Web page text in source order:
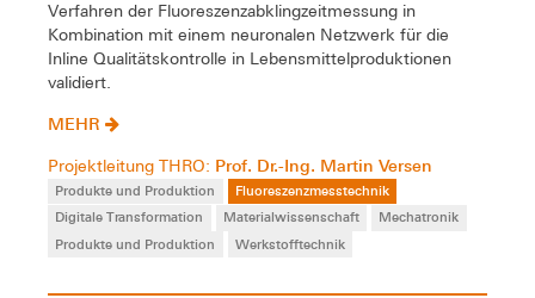
Verfahren der Fluoreszenzabklingzeitmessung in
Kombination mit einem neuronalen Netzwerk für die
Inline Qualitätskontrolle in Lebensmittelproduktionen
validiert.
MEHR
Projektleitung THRO: Prof. Dr.-Ing. Martin Versen
Produkte und Produktion
Fluoreszenzmesstechnik
Digitale Transformation
Materialwissenschaft
Mechatronik
Produkte und Produktion
Werkstofftechnik